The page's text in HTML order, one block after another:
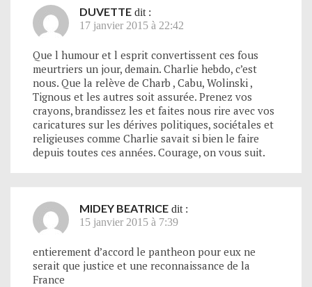
DUVETTE dit :
17 janvier 2015 à 22:42
Que l humour et l esprit convertissent ces fous
meurtriers un jour, demain. Charlie hebdo, c’est
nous. Que la relève de Charb , Cabu, Wolinski ,
Tignous et les autres soit assurée. Prenez vos
crayons, brandissez les et faites nous rire avec vos
caricatures sur les dérives politiques, sociétales et
religieuses comme Charlie savait si bien le faire
depuis toutes ces années. Courage, on vous suit.
MIDEY BEATRICE dit :
15 janvier 2015 à 7:39
entierement d’accord le pantheon pour eux ne
serait que justice et une reconnaissance de la
France